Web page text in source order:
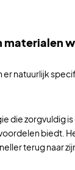
er natuurlijk
die zorgvuldig
biedt.
terug naar